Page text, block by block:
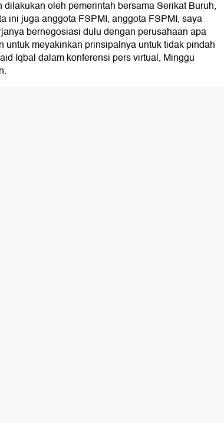
oleh pemerintah bersama Serikat Buruh,
ini juga anggota FSPMI, anggota FSPMI, saya
bernegosiasi dulu dengan perusahaan apa
untuk meyakinkan prinsipalnya untuk tidak pindah
Iqbal dalam konferensi pers virtual, Minggu